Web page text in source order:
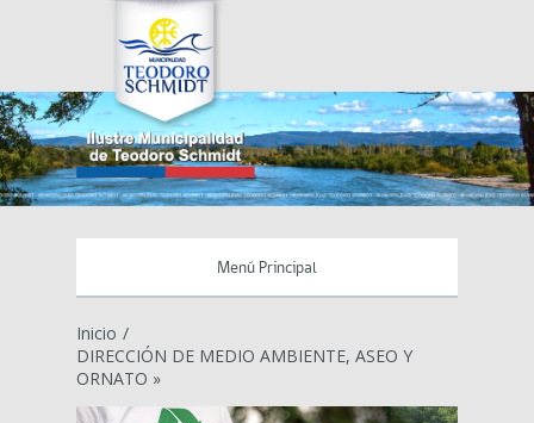
Menú Principal
Inicio /
DIRECCIÓN DE MEDIO AMBIENTE, ASEO Y
ORNATO »